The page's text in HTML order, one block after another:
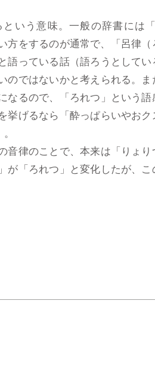
いう意味。一般の辞書には
をするのが通常で、「呂律
っている話（語ろうとして
ではないかと考えられる。
るので、「ろれつ」という
げるなら「酔っぱらいやお
音律のことで、本来は「りょ
「ろれつ」と変化したが、